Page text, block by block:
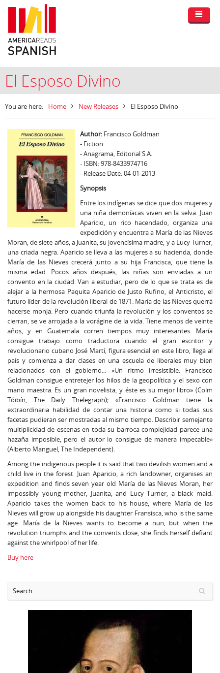
El Esposo Divino
You are here: Home New Releases El Esposo Divino
Author:Francisco Goldman
- Fiction
- Anagrama, Editorial S.A.
- ISBN: 978-8433974716
- Release Date: 04-01-2013
Synopsis
Entre los indígenas se dice que dos mujeres y
una niña demoníacas viven en la selva. Juan
Aparicio, un rico hacendado, organiza una
expedición y encuentra a María de las Nieves
Moran, de siete años, a Juanita, su jovencísima madre, y a Lucy Turner,
una criada negra. Aparicio se lleva a las mujeres a su hacienda, donde
María de las Nieves crecerá junto a su hija Francisca, que tiene la
misma edad. Pocos años después, las niñas son enviadas a un
convento en la ciudad. Van a estudiar, pero de lo que se trata es de
alejar a la hermosa Paquita Aparicio de Justo Rufino, el Anticristo, el
futuro líder de la revolución liberal de 1871. María de las Nieves querrá
hacerse monja. Pero cuando triunfa la revolución y los conventos se
cierran, se ve arrojada a la vorágine de la vida. Tiene menos de veinte
años, y en Guatemala corren tiempos muy interesantes. María
consigue trabajo como traductora cuando el gran escritor y
revolucionario cubano José Martí, figura esencial en este libro, llega al
país y comienza a dar clases en una escuela de liberales muy bien
relacionados con el gobierno... «Un ritmo irresistible. Francisco
Goldman consigue entretejer los hilos de la geopolítica y el sexo con
mano maestra. Es un gran novelista, y éste es su mejor libro» (Colm
Tóibín, The Daily Thelegraph); «Francisco Goldman tiene la
extraordinaria habilidad de contar una historia como si todas sus
facetas pudieran ser mostradas al mismo tiempo. Describir semejante
multiplicidad de escenas en toda su barroca complejidad parece una
hazaña imposible, pero el autor lo consigue de manera impecable»
(Alberto Manguel, The Independent).
Among the indigenous people it is said that two devilish women and a
child live in the forest. Juan Aparicio, a rich landowner, organises an
expedition and finds seven year old María de las Nieves Moran, her
impossibly young mother, Juanita, and Lucy Turner, a black maid.
Aparicio takes the women back to his house, where María de las
Nieves will grow up alongside his daughter Fransisca, who is the same
age. María de la Nieves wants to become a nun, but when the
revolution triumphs and the convents close, she finds herself defiant
against the whirlpool of her life.
Buy here